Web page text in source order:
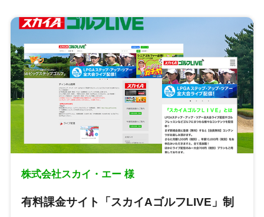
株式会社スカイ・エー 様
有料課金サイト「スカイAゴルフLIVE」制